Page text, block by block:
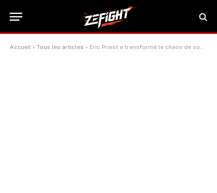
Accueil » Tous les articles » Eric Priest a transformé le chaos de son environnement en art sur le ring.